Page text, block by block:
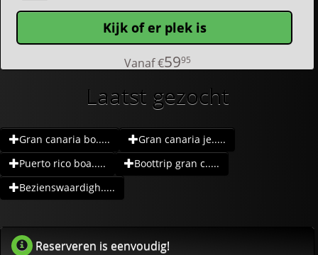
Kijk of er plek is
Vanaf€5995
Laatst gezocht
Gran canaria bo.....
Gran canaria je.....
Puerto rico boa.....
Boottrip gran c.....
Bezienswaardigh.....
Reserveren is eenvoudig!